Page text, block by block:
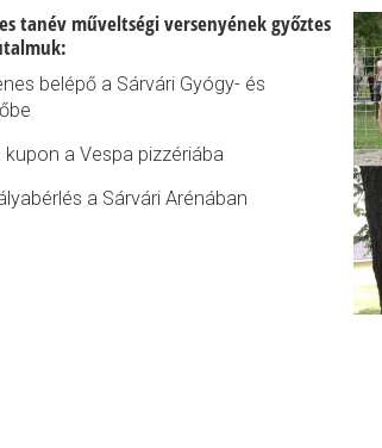
tanév műveltségi versenyének győztes
belépő a Sárvári Gyógy- és
kupon a Vespa pizzériába
a Sárvári Arénában